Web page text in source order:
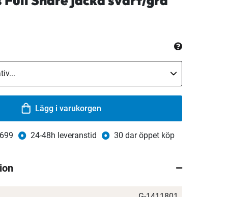
Lägg i varukorgen
24-48h leveranstid 30 dar öppet köp